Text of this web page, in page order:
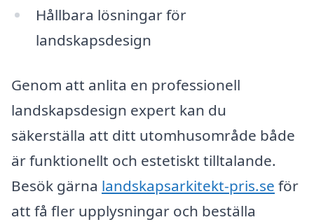
Hållbara lösningar för
landskapsdesign
Genom att anlita en professionell
landskapsdesign expert kan du
säkerställa att ditt utomhusområde både
är funktionellt och estetiskt tilltalande.
Besök gärna landskapsarkitekt-pris.se för
att få fler upplysningar och beställa